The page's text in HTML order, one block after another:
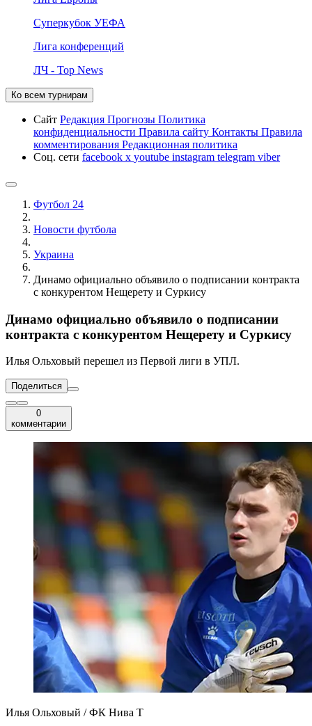
Суперкубок УЕФА
Лига конференций
ЛЧ - Top News
Ко всем турнирам
Сайт Редакция Прогнозы Политика
конфиденциальности Правила сайту Контакты Правила
комментирования Редакционная политика
Соц. сети facebook x youtube instagram telegram viber
Футбол 24
Новости футбола
Украина
Динамо официально объявило о подписании контракта
с конкурентом Нещерету и Суркису
Динамо официально объявило о подписании
контракта с конкурентом Нещерету и Суркису
Илья Ольховый перешел из Первой лиги в УПЛ.
Поделиться
0
комментарии
Илья Ольховый / ФК Нива Т